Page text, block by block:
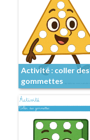
Activité : coller des
gommettes